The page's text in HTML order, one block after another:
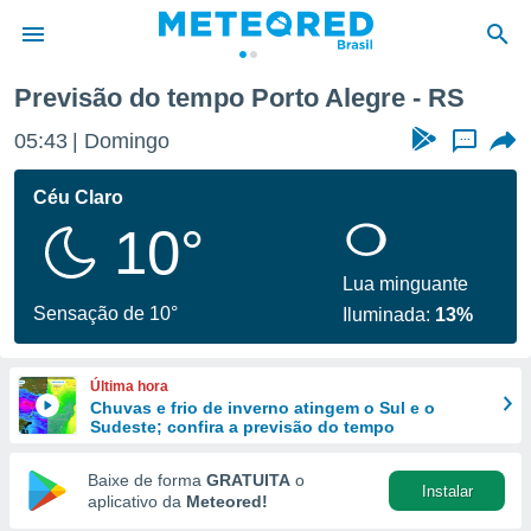
da
fornecidas
a este
das
e
forma
digital
Previsão do tempo Porto Alegre - RS
05:43 Domingo ...
Céu Claro
10°
Sensação de 10°
Lua minguante
Iluminada: 13%
Última hora
Chuvas e frio de inverno atingem o Sul e o
Sudeste; confira a previsão do tempo
Baixe de forma GRATUITA o
aplicativo da Meteored!
Instalar